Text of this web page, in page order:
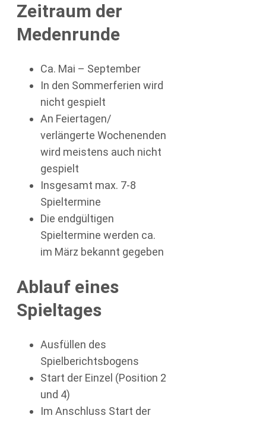
Zeitraum der
Medenrunde
Ca. Mai – September
In den Sommerferien wird
nicht gespielt
An Feiertagen/
verlängerte Wochenenden
wird meistens auch nicht
gespielt
Insgesamt max. 7-8
Spieltermine
Die endgültigen
Spieltermine werden ca.
im März bekannt gegeben
Ablauf eines
Spieltages
Ausfüllen des
Spielberichtsbogens
Start der Einzel (Position 2
und 4)
Im Anschluss Start der